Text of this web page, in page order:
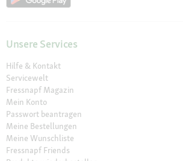
Unsere Services
Hilfe & Kontakt
Servicewelt
Fressnapf Magazin
Mein Konto
Passwort beantragen
Meine Bestellungen
Meine Wunschliste
Fressnapf Friends